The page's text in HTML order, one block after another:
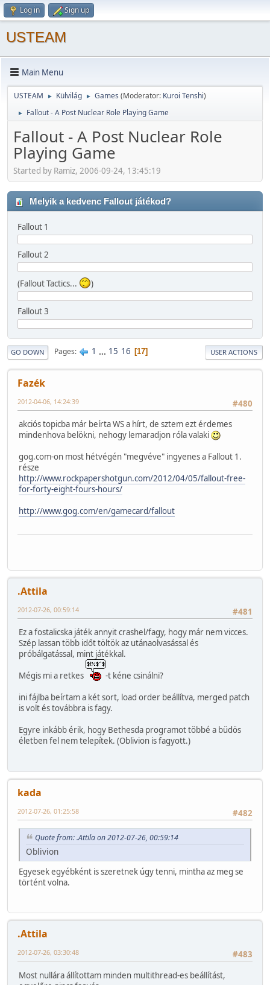
Log in Sign up
USTEAM
Main Menu
USTEAM ► Külvilág ► Games (Moderator: Kuroi Tenshi)
► Fallout - A Post Nuclear Role Playing Game
Fallout - A Post Nuclear Role
Playing Game
Started by Ramiz, 2006-09-24, 13:45:19
Melyik a kedvenc Fallout játékod?
Fallout 1
Fallout 2
(Fallout Tactics... )
Fallout 3
GO DOWN Pages 1 ... 15 16 17 USER ACTIONS
Fazék
#480
2012-04-06, 14:24:39
akciós topicba már beírta WS a hírt, de sztem ezt érdemes
mindenhova belökni, nehogy lemaradjon róla valaki
gog.com-on most hétvégén "megvéve" ingyenes a Fallout 1.
része
http://www.rockpapershotgun.com/2012/04/05/fallout-free-
for-forty-eight-fours-hours/
http://www.gog.com/en/gamecard/fallout
.Attila
#481
2012-07-26, 00:59:14
Ez a fostalicska játék annyit crashel/fagy, hogy már nem vicces.
Szép lassan több időt töltök az utánaolvasással és
próbálgatással, mint játékkal.
Mégis mi a retkes
-t kéne csinálni?
ini fájlba beírtam a két sort, load order beállítva, merged patch
is volt és továbbra is fagy.
Egyre inkább érik, hogy Bethesda programot többé a büdös
életben fel nem telepítek. (Oblivion is fagyott.)
kada
#482
2012-07-26, 01:25:58
Quote from: .Attila on 2012-07-26, 00:59:14
Oblivion
Egyesek egyébként is szeretnek úgy tenni, mintha az meg se
történt volna.
.Attila
#483
2012-07-26, 03:30:48
Most nullára állítottam minden multithread-es beállítást,